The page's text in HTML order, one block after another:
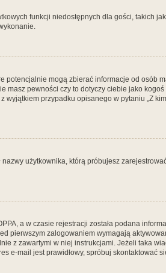
funkcji niedostępnych dla gości, takich jak
potencjalnie mogą zbierać informacje od osób
pewności czy to dotyczy ciebie jako
przypadku opisanego w pytaniu „Z
nazwy użytkownika, którą próbujesz
a w czasie rejestracji została podana
pierwszym zalogowaniem wymagają
z zawartymi w niej instrukcjami. Jeżeli taka
e-mail jest prawidłowy, spróbuj skontaktować